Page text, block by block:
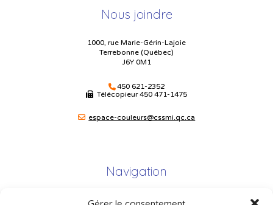
Nous joindre
1000, rue Marie-Gérin-Lajoie
Terrebonne (Québec)
J6Y 0M1
450 621-2352
Télécopieur450 471-1475
espace-couleurs@cssmi.qc.ca
Navigation
Plan du site